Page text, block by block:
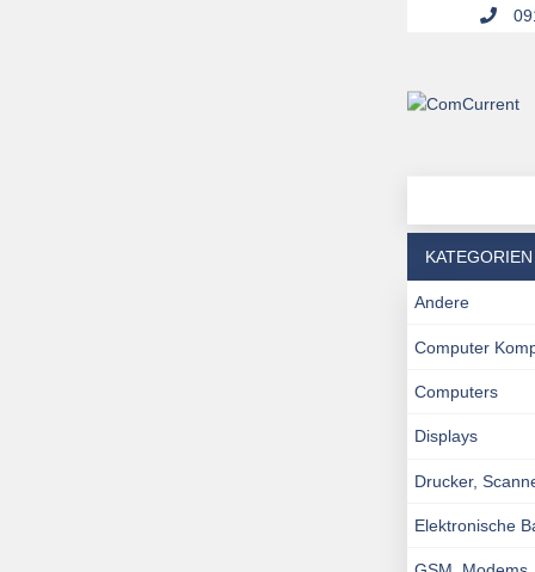
KATEGORIEN
Andere
Computer
Computers
Displays
Drucker,
Elektronische